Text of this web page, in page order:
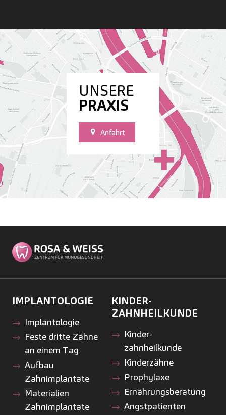
UNSERE
PRAXIS
Anfahrt
IMPLANTOLOGIE
Implantologie
Feste dritte Zähne
an einem Tag
Aufbau
Zahnimplantate
Materialien
Zahnimplantate
KINDER­
ZAHNHEILKUNDE
Kinder­
zahnheilkunde
Kinderzähne
Prophylaxe
Ernährungsberatung
Angstpatienten